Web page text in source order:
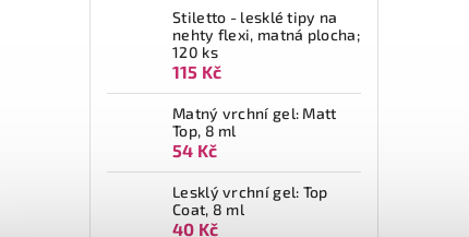
Stiletto - lesklé tipy na
nehty flexi, matná plocha;
120 ks
115 Kč
Matný vrchní gel: Matt
Top, 8 ml
54 Kč
Lesklý vrchní gel: Top
Coat, 8 ml
40 Kč